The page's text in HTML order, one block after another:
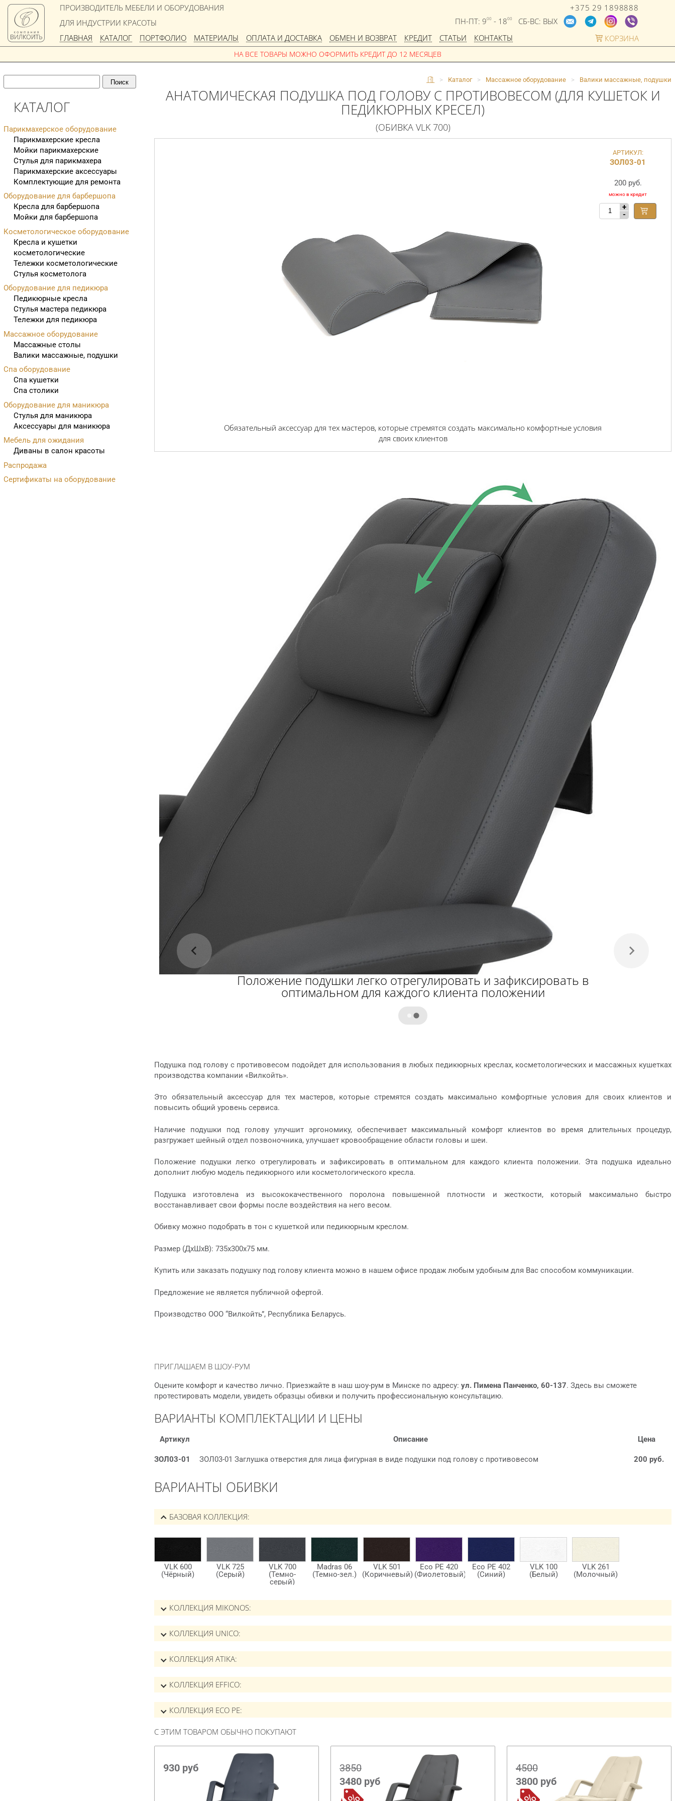
ПРОИЗВОДИТЕЛЬ МЕБЕЛИ И ОБОРУДОВАНИЯ
ДЛЯ ИНДУСТРИИ КРАСОТЫ
+375 29 1898888
ПН-ПТ: 900 - 1800
СБ-ВС: ВЫХ
ГЛАВНАЯ
КАТАЛОГ ПОРТФОЛИО МАТЕРИАЛЫ ОПЛАТА И ДОСТАВКА ОБМЕН И ВОЗВРАТ КРЕДИТ СТАТЬИ КОНТАКТЫ КОРЗИНА
> Каталог > Массажное оборудование > Валики массажные, подушки
АНАТОМИЧЕСКАЯ ПОДУШКА ПОД ГОЛОВУ С ПРОТИВОВЕСОМ (ДЛЯ КУШЕТОК И
ПЕДИКЮРНЫХ КРЕСЕЛ)
(ОБИВКА VLK 700)
АРТИКУЛ:
ЗОЛ03-01
200 руб.
+
-
Обязательный аксессуар для тех мастеров, которые стремятся создать максимально комфортные условия
для своих клиентов
Положение подушки легко отрегулировать и зафиксировать в
оптимальном для каждого клиента положении
Подушка под голову с противовесом подойдет для использования в любых педикюрных креслах, косметологических и массажных кушетках
производства компании «Вилкойть».
Это обязательный аксессуар для тех мастеров, которые стремятся создать максимально комфортные условия для своих клиентов и
повысить общий уровень сервиса.
Наличие подушки под голову улучшит эргономику, обеспечивает максимальный комфорт клиентов во время длительных процедур,
разгружает шейный отдел позвоночника, улучшает кровообращение области головы и шеи.
Положение подушки легко отрегулировать и зафиксировать в оптимальном для каждого клиента положении. Эта подушка идеально
дополнит любую модель педикюрного или косметологического кресла.
Подушка изготовлена из высококачественного поролона повышенной плотности и жесткости, который максимально быстро
восстанавливает свои формы после воздействия на него весом.
Обивку можно подобрать в тон с кушеткой или педикюрным креслом.
Размер (ДхШхВ): 735х300х75 мм.
Купить или заказать подушку под голову клиента можно в нашем офисе продаж любым удобным для Вас способом коммуникации.
Предложение не является публичной офертой.
Производство ООО “Вилкойть”, Республика Беларусь.
ПРИГЛАШАЕМ В ШОУ-РУМ
Оцените комфорт и качество лично. Приезжайте в наш шоу-рум в Минске по адресу: ул. Пимена Панченко, 60-137. Здесь вы сможете
протестировать модели, увидеть образцы обивки и получить профессиональную консультацию.
ВАРИАНТЫ КОМПЛЕКТАЦИИ И ЦЕНЫ
Артикул Описание Цена
ЗОЛ03-01 ЗОЛ03-01 Заглушка отверстия для лица фигурная в виде подушки под голову с противовесом 200 руб.
ВАРИАНТЫ ОБИВКИ
БАЗОВАЯ КОЛЛЕКЦИЯ
КОЛЛЕКЦИЯ MIKONOS
КОЛЛЕКЦИЯ UNICO
КОЛЛЕКЦИЯ ATIKA
КОЛЛЕКЦИЯ EFFICO
КОЛЛЕКЦИЯ ECO PE
С ЭТИМ ТОВАРОМ ОБЫЧНО ПОКУПАЮТ
930 руб
3850
3480руб
4500
3800руб
КАТАЛОГ
Парикмахерское оборудование
Парикмахерские кресла
Мойки парикмахерские
Стулья для парикмахера
Парикмахерские аксессуары
Комплектующие для ремонта
Оборудование для барбершопа
Кресла для барбершопа
Мойки для барбершопа
Косметологическое оборудование
Кресла и кушетки
косметологические
Тележки косметологические
Стулья косметолога
Оборудование для педикюра
Педикюрные кресла
Стулья мастера педикюра
Тележки для педикюра
Массажное оборудование
Массажные столы
Валики массажные, подушки
Спа оборудование
Спа кушетки
Спа столики
Оборудование для маникюра
Стулья для маникюра
Аксессуары для маникюра
Мебель для ожидания
Диваны в салон красоты
Распродажа
Сертификаты на оборудование